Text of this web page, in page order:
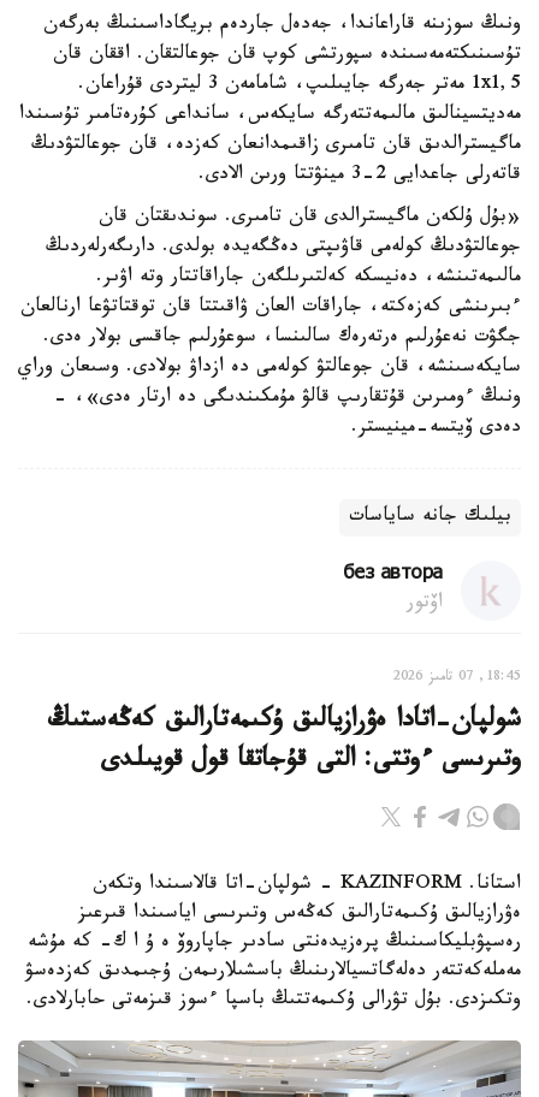
ونىڭ سوزىنە قاراعاندا، جەدەل جاردەم بريگاداسىنىڭ بەرگەن
تۇسىنىكتەمەسىندە سپورتشى كوپ قان جوعالتقان. اققان قان
1x1,5 مەتر جەرگە جايىلىپ، شامامەن 3 ليتردى قۇراعان.
مەديتسينالىق مالىمەتتەرگە سايكەس، سانداعى كۇرەتامىر تۇسىندا
ماگيسترالدىق قان تامىرى زاقىمدانعان كەزدە، قان جوعالتۋدىڭ
قاتەرلى جاعدايى 2-3 مينۋتتا ورىن الادى.
«بۇل ۇلكەن ماگيسترالدى قان تامىرى. سوندىقتان قان
جوعالتۋدىڭ كولەمى قاۋىپتى دەڭگەيدە بولدى. دارىگەرلەردىڭ
مالىمەتىنشە، دەنيسكە كەلتىرىلگەن جاراقاتتار وتە اۋىر.
ءبىرىنشى كەزەكتە، جاراقات العان ۋاقىتتا قان توقتاتۋعا ارنالعان
جگۋت نەعۇرلىم ەرتەرەك سالىنسا، سوعۇرلىم جاقسى بولار ەدى.
سايكەسىنشە، قان جوعالتۋ كولەمى دە ازداۋ بولادى. وسىعان وراي
ونىڭ ءومىرىن قۇتقارىپ قالۋ مۇمكىندىگى دە ارتار ەدى»، -
دەدى ۆيتسە-مينيستر.
بيلىك جانە ساياسات
без автора
اۆتور
18:45, 07 تامىز 2026
شولپان-اتادا ەۋرازيالىق ۇكىمەتارالىق كەڭەستىڭ
وتىرىسى ءوتتى: التى قۇجاتقا قول قويىلدى
استانا. KAZINFORM - شولپان-اتا قالاسىندا وتكەن
ەۋرازيالىق ۇكىمەتارالىق كەڭەس وتىرىسى اياسىندا قىرعىز
رەسپۋبليكاسىنىڭ پرەزيدەنتى سادىر جاپاروۆ ە ۇ ا ك- كە مۇشە
مەملەكەتتەر دەلەگاتسيالارىنىڭ باسشىلارىمەن ۇجىمدىق كەزدەسۋ
وتكىزدى. بۇل تۋرالى ۇكىمەتتىڭ باسپا ءسوز قىزمەتى حابارلادى.